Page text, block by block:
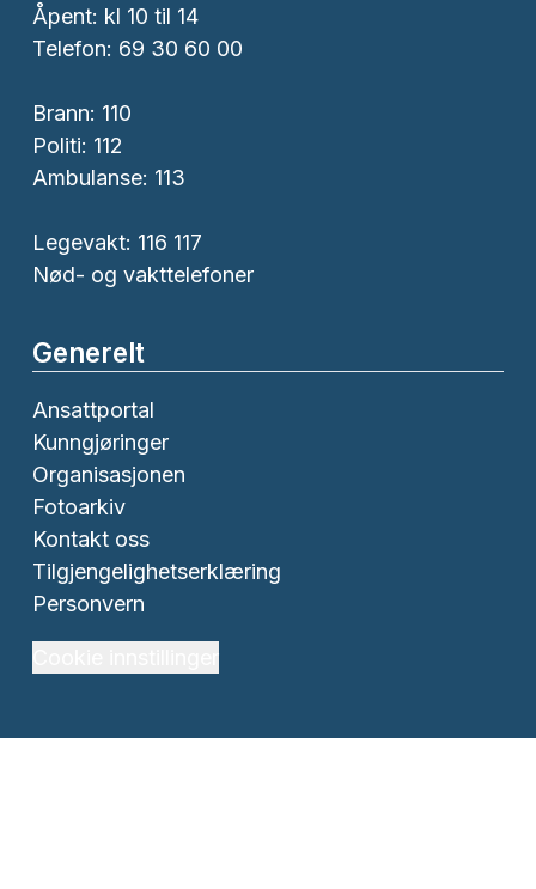
Åpent: kl 10 til 14
Telefon: 69 30 60 00
Brann: 110
Politi: 112
Ambulanse: 113
Legevakt: 116 117
Nød- og vakttelefoner
Generelt
Ansattportal
Kunngjøringer
Organisasjonen
Fotoarkiv
Kontakt oss
Tilgjengelighetserklæring
Personvern